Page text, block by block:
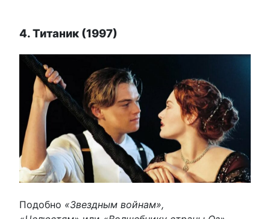
4. Титаник (1997)
Подобно «Звездным войнам»,